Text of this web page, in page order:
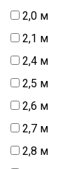
2,0 м
2,1 м
2,4 м
2,5 м
2,6 м
2,7 м
2,8 м